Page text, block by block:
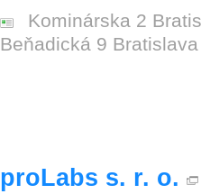
Kominárska 2
Beňadická 9 Bratislava
proLabs s. r. o.